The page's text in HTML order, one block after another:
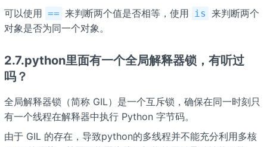
可以使用 == 来判断两个值是否相等，使用 is 来判断两个
对象是否为同一个对象。
2.7.python里面有一个全局解释器锁，有听过
吗？
全局解释器锁（简称 GIL）是一个互斥锁，确保在同一时刻只
有一个线程在解释器中执行 Python 字节码。
由于 GIL 的存在，导致python的多线程并不能充分利用多核